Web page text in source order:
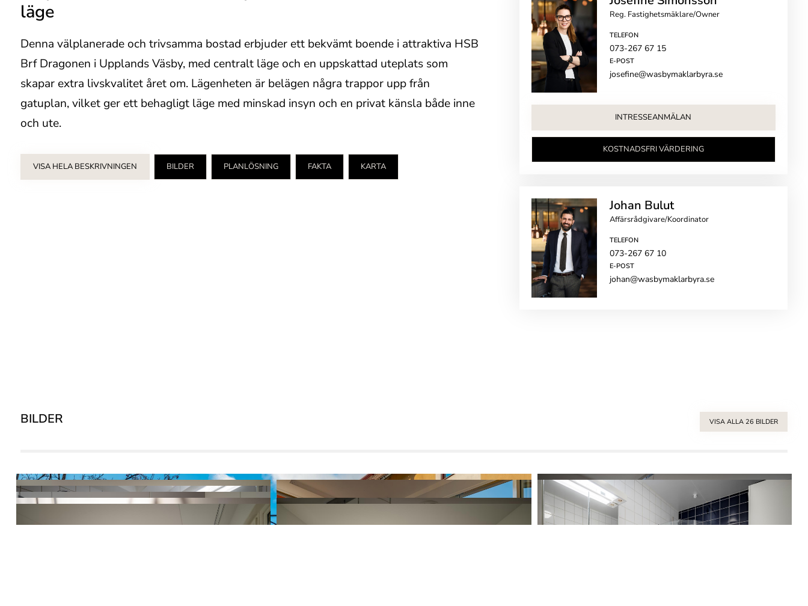
läge
Denna välplanerade och trivsamma bostad erbjuder ett bekvämt boende i attraktiva HSB
Brf Dragonen i Upplands Väsby, med centralt läge och en uppskattad uteplats som
skapar extra livskvalitet året om. Lägenheten är belägen några trappor upp från
gatuplan, vilket ger ett behagligt läge med minskad insyn och en privat känsla både inne
och ute.
VISA HELA BESKRIVNINGEN BILDER PLANLÖSNING FAKTA KARTA
Reg. Fastighetsmäklare/Owner
TELEFON
073-267 67 15
E-POST
josefine@wasbymaklarbyra.se
INTRESSEANMÄLAN
KOSTNADSFRI VÄRDERING
Johan Bulut
Affärsrådgivare/Koordinator
TELEFON
073-267 67 10
E-POST
johan@wasbymaklarbyra.se
BILDER VISA ALLA 26 BILDER